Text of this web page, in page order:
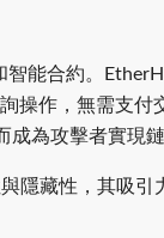
能合約。
作，無需支
為攻擊者實現鏈
隱藏性，其吸引